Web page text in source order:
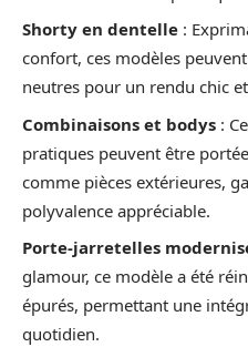
Shorty en dentelle :
confort, ces modèles
neutres pour un rendu chic
Combinaisons et bodys :
pratiques peuvent être
comme pièces extérieures,
polyvalence appréciable.
Porte-jarretelles
glamour, ce modèle a été
épurés, permettant une
quotidien.